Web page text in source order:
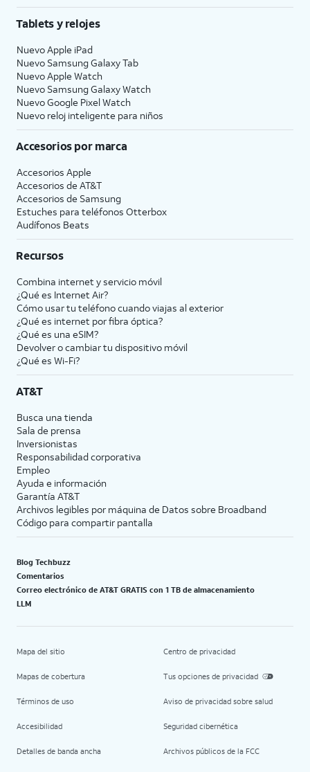
Tablets y relojes
Nuevo Apple iPad
Nuevo Samsung Galaxy Tab
Nuevo Apple Watch
Nuevo Samsung Galaxy Watch
Nuevo Google Pixel Watch
Nuevo reloj inteligente para niños
Accesorios por marca
Accesorios Apple
Accesorios de AT&T
Accesorios de Samsung
Estuches para teléfonos Otterbox
Audífonos Beats
Recursos
Combina internet y servicio móvil
¿Qué es Internet Air?
Cómo usar tu teléfono cuando viajas al exterior
¿Qué es internet por fibra óptica?
¿Qué es una eSIM?
Devolver o cambiar tu dispositivo móvil
¿Qué es Wi-Fi?
AT&T
Busca una tienda
Sala de prensa
Inversionistas
Responsabilidad corporativa
Empleo
Ayuda e información
Garantía AT&T
Archivos legibles por máquina de Datos sobre Broadband
Código para compartir pantalla
Blog Techbuzz
Comentarios
Correo electrónico de AT&T GRATIS con 1 TB de almacenamiento
LLM
Mapa del sitio
Mapas de cobertura
Términos de uso
Accesibilidad
Detalles de banda ancha
Centro de privacidad
Tus opciones de privacidad
Aviso de privacidad sobre salud
Seguridad cibernética
Archivos públicos de la FCC